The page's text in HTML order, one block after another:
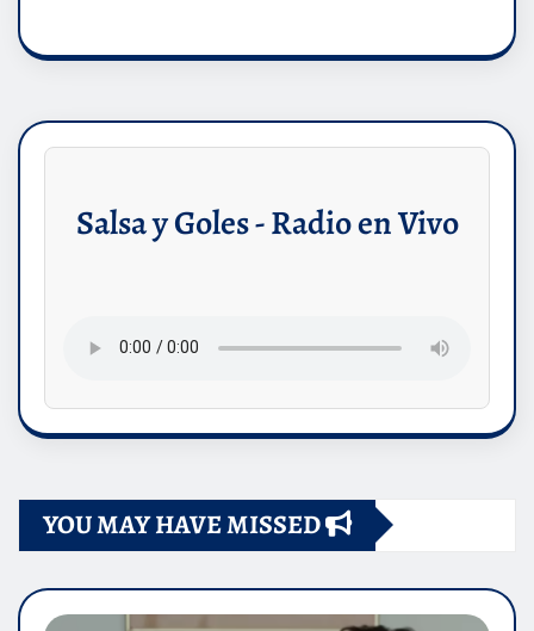
Salsa y Goles - Radio en Vivo
YOU MAY HAVE MISSED